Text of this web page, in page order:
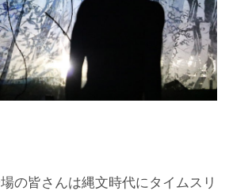
の皆さんは縄文時代にタイムスリ